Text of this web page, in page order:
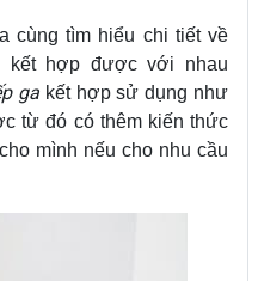
cùng tìm hiểu chi tiết về
hợp được với nhau
gakết hợp sử dụng như
từ đó có thêm kiến thức
mình nếu cho nhu cầu